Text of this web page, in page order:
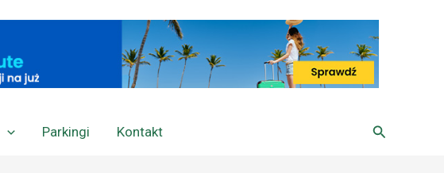
Parkingi Kontakt Szukaj